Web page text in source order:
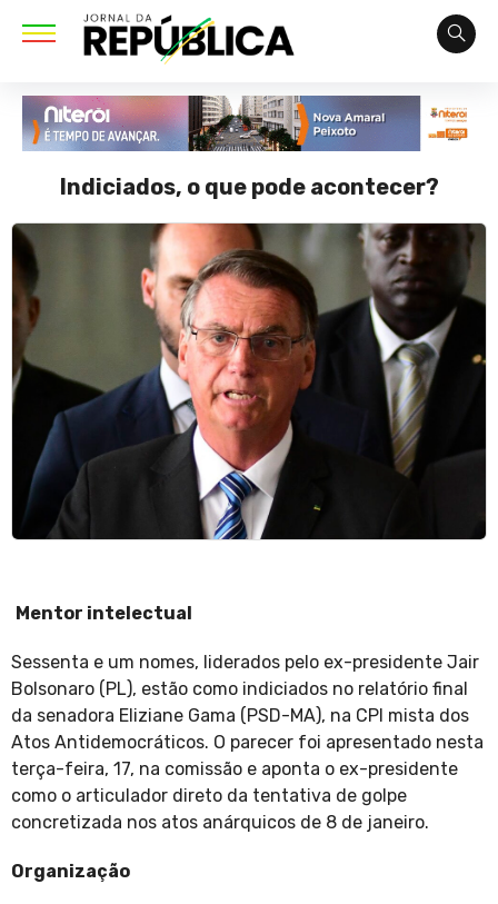
Indiciados, o que pode acontecer?
Mentor intelectual
Sessenta e um nomes, liderados pelo ex-presidente Jair
Bolsonaro (PL), estão como indiciados no relatório final
da senadora Eliziane Gama (PSD-MA), na CPI mista dos
Atos Antidemocráticos. O parecer foi apresentado nesta
terça-feira, 17, na comissão e aponta o ex-presidente
como o articulador direto da tentativa de golpe
concretizada nos atos anárquicos de 8 de janeiro.
Organização